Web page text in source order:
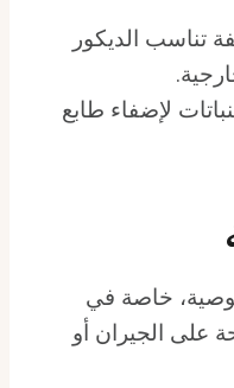
تناسب الديكور
لإضفاء طابع
خاصة في
على الجيران أو